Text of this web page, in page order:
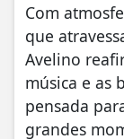
Com
que
Avelino
música e as
pensada
grandes